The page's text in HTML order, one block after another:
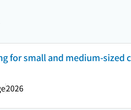
for small and medium-sized
2026